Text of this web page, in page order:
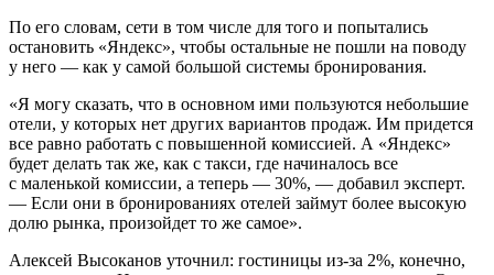
По его словам, сети в том числе для того и попытались
остановить «Яндекс», чтобы остальные не пошли на поводу
у него — как у самой большой системы бронирования.
«Я могу сказать, что в основном ими пользуются небольшие
отели, у которых нет других вариантов продаж. Им придется
все равно работать с повышенной комиссией. А «Яндекс»
будет делать так же, как с такси, где начиналось все
с маленькой комиссии, а теперь — 30%, — добавил эксперт.
— Если они в бронированиях отелей займут более высокую
долю рынка, произойдет то же самое».
Алексей Высоканов уточнил: гостиницы из-за 2%, конечно,